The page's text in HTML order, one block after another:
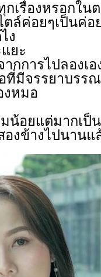
เรื่องหรอกใน
ตล์ค่อยๆเป็นค่อ
ง
ยะ
กการไปลองเอ
ที่มีจรรยาบรรณ
งหมอ
น้อยแต่มากเป็
งข้างไปนานแ